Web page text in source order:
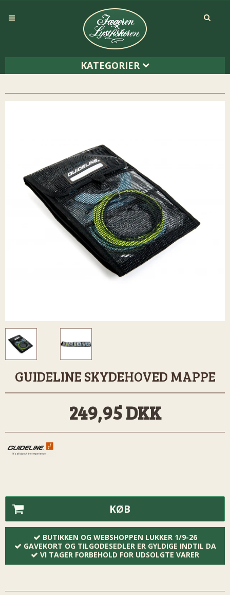
KATEGORIER
GUIDELINE SKYDEHOVED MAPPE
249,95 DKK
KØB
BUTIKKEN OG WEBSHOPPEN LUKKER 1/9-26
GAVEKORT OG TILGODESEDLER ER GYLDIGE INDTIL DA
VI TAGER FORBEHOLD FOR UDSOLGTE VARER